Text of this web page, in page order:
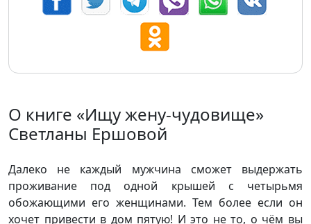
О книге «Ищу жену-чудовище»
Светланы Ершовой
Далеко не каждый мужчина сможет выдержать
проживание под одной крышей с четырьмя
обожающими его женщинами. Тем более если он
хочет привести в дом пятую! И это не то, о чём вы